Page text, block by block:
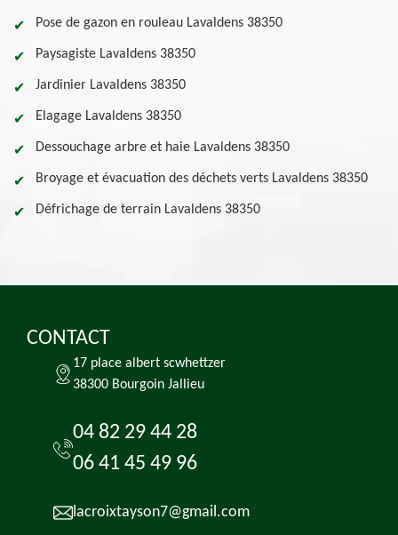
Pose de gazon en rouleau Lavaldens 38350
Paysagiste Lavaldens 38350
Jardinier Lavaldens 38350
Elagage Lavaldens 38350
Dessouchage arbre et haie Lavaldens 38350
Broyage et évacuation des déchets verts Lavaldens 38350
Défrichage de terrain Lavaldens 38350
CONTACT
17 place albert scwhettzer
38300 Bourgoin Jallieu
04 82 29 44 28
06 41 45 49 96
lacroixtayson7@gmail.com